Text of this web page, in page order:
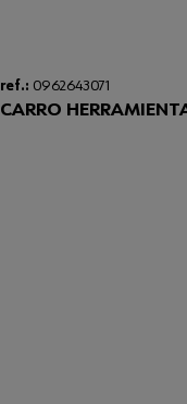
ref.: 0962643071
CARRO